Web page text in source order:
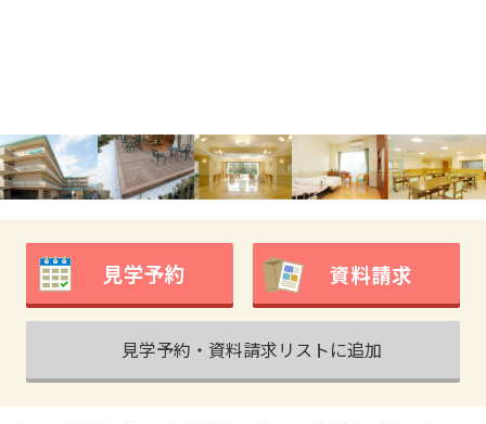
見学予約 資料請求
見学予約・資料請求リストに追加